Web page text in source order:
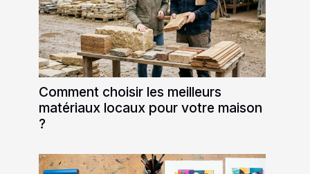
Comment choisir les meilleurs
matériaux locaux pour votre maison
?